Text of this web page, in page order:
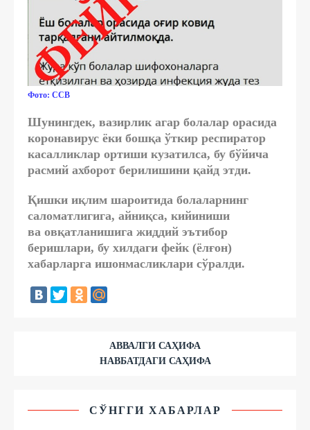
Фото: ССВ
Шунингдек, вазирлик агар болалар орасида
коронавирус ёки бошқа ўткир респиратор
касалликлар ортиши кузатилса, бу бўйича
расмий ахборот берилишини қайд этди.
Қишки иқлим шароитида болаларнинг
саломатлигига, айниқса, кийиниши
ва овқатланишига жиддий эътибор
беришлари, бу хилдаги фейк (ёлғон)
хабарларга ишонмасликлари сўралди.
АВВАЛГИ САҲИФА
НАВБАТДАГИ САҲИФА
СЎНГГИ ХАБАРЛАР